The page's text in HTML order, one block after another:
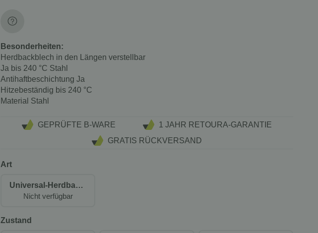
Besonderheiten:
Herdbackblech in den Längen verstellbar
Ja bis 240 °C Stahl
Antihaftbeschichtung Ja
Hitzebeständig bis 240 °C
Material Stahl
GEPRÜFTE B-WARE
1 JAHR RETOURA-GARANTIE
GRATIS RÜCKVERSAND
Art
Universal-Herdbackblech
Nicht verfügbar
Zustand